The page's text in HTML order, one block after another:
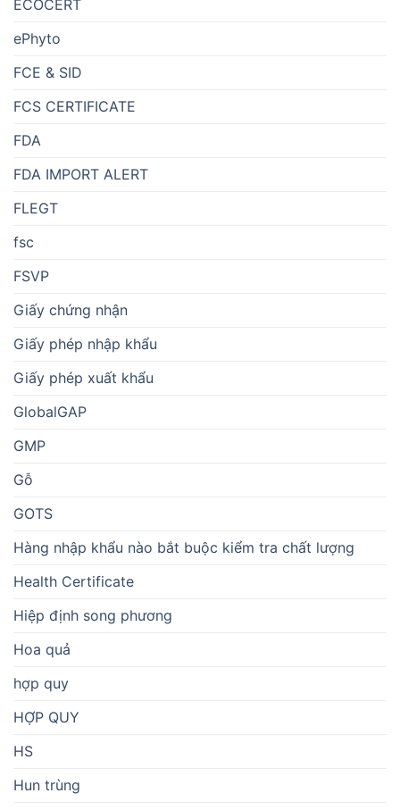
ECOCERT
ePhyto
FCE & SID
FCS CERTIFICATE
FDA
FDA IMPORT ALERT
FLEGT
fsc
FSVP
Giấy chứng nhận
Giấy phép nhập khẩu
Giấy phép xuất khẩu
GlobalGAP
GMP
Gỗ
GOTS
Hàng nhập khẩu nào bắt buộc kiểm tra chất lượng
Health Certificate
Hiệp định song phương
Hoa quả
hợp quy
HỢP QUY
HS
Hun trùng